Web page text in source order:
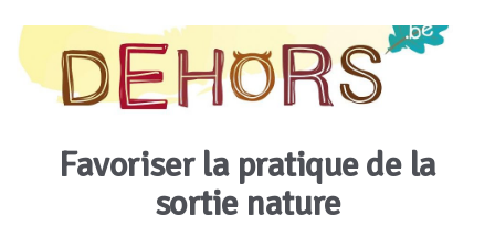
Favoriser la pratique de la
sortie nature